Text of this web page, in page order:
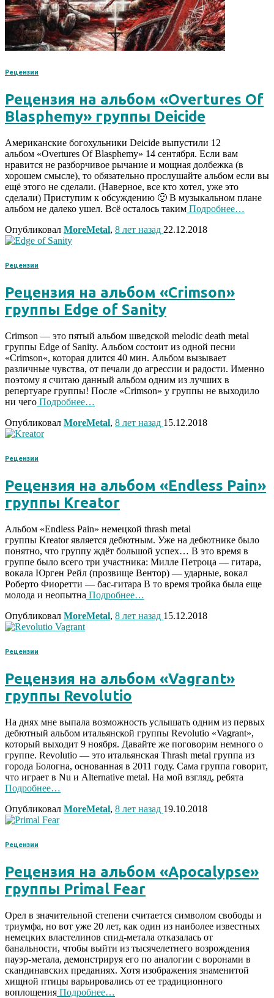
Рецензии
Рецензия на альбом «Overtures Of
Blasphemy» группы Deicide
Американские богохульники Deicide выпустили 12
альбом «Overtures Of Blasphemy» 14 сентября. Если вам
нравится не разборчивое рычание и мощная долбежка (в
хорошем смысле), то обязательно прослушайте альбом если вы
ещё этого не сделали. (Наверное, все кто хотел, уже это
сделали) Приступим к обсуждению 🙂 В музыкальном плане
альбом не далеко ушел. Всё осталось таким Подробнее…
Опубликовал MoreMetal, 8 лет назад 22.12.2018
Рецензии
Рецензия на альбом «Crimson»
группы Edge of Sanity
Crimson — это пятый альбом шведской melodic death metal
группы Edge of Sanity. Альбом состоит из одной песни
«Crimson«, которая длится 40 мин. Альбом вызывает
различные чувства, от печали до агрессии и радости. Именно
поэтому я считаю данный альбом одним из лучших в
репертуаре группы! После «Crimson» у группы не выходило
ни чего Подробнее…
Опубликовал MoreMetal, 8 лет назад 15.12.2018
Рецензии
Рецензия на альбом «Endless Pain»
группы Kreator
Альбом «Endless Pain» немецкой thrash metal
группы Kreator является дебютным. Уже на дебютнике было
понятно, что группу ждёт большой успех… В это время в
группе было всего три участника: Милле Петроца — гитара,
вокала Юрген Рейл (прозвище Вентор) — ударные, вокал
Роберто Фиоретти — бас-гитара В то время тройка была еще
молода и неопытна Подробнее…
Опубликовал MoreMetal, 8 лет назад 15.12.2018
Рецензии
Рецензия на альбом «Vagrant»
группы Revolutio
На днях мне выпала возможность услышать одним из первых
дебютный альбом итальянской группы Revolutio «Vagrant»,
который выходит 9 ноября. Давайте же поговорим немного о
группе. Revolutio — это итальянская Thrash metal группа из
города Бологна, основанная в 2011 году. Сама группа говорит,
что играет в Nu и Alternative metal. На мой взгляд, ребята
Подробнее…
Опубликовал MoreMetal, 8 лет назад 19.10.2018
Рецензии
Рецензия на альбом «Apocalypse»
группы Primal Fear
Орел в значительной степени считается символом свободы и
триумфа, но вот уже 20 лет, как один из наиболее известных
немецких властелинов спид-метала отказалась от
банальности, чтобы выйти из тысячелетнего возрождения
пауэр-метала, демонстрируя его по аналогии с воронами в
скандинавских преданиях. Хотя изображения знаменитой
хищной птицы варьировались от ее традиционного
воплощения Подробнее…